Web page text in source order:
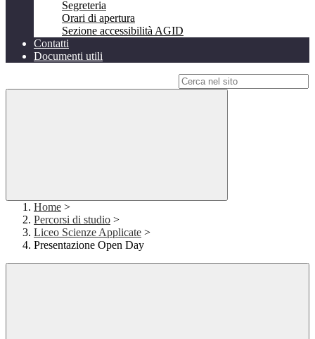
Segreteria
Orari di apertura
Sezione accessibilità AGID
Contatti
Documenti utili
Home >
Percorsi di studio >
Liceo Scienze Applicate >
Presentazione Open Day